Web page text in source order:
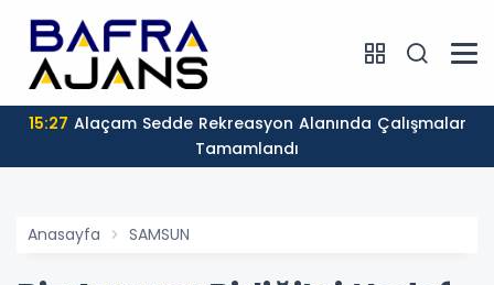
15:27
Tamamlandı
Anasayfa SAMSUN